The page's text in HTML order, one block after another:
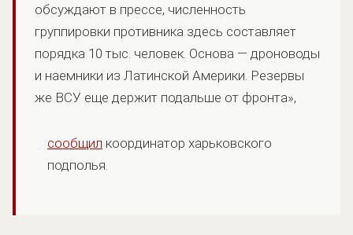
обсуждают в прессе, численность
группировки противника здесь составляет
порядка 10 тыс. человек. Основа — дроноводы
и наемники из Латинской Америки. Резервы
же ВСУ еще держит подальше от фронта»,
сообщил координатор харьковского
подполья.